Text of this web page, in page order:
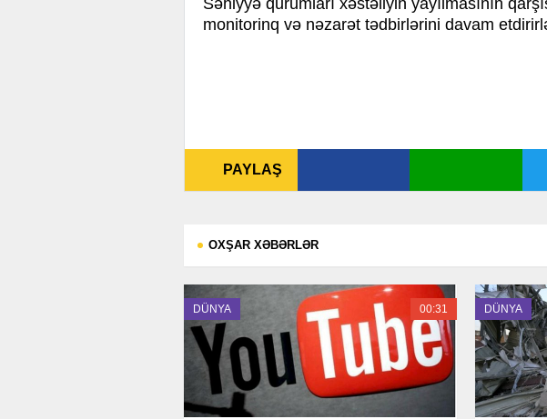
Səhiyyə qurumları xəstəliyin yayılmasının
monitorinq və nəzarət tədbirlərini davam
PAYLAŞ
OXŞAR XƏBƏRLƏR
DÜNYA 00:31 DÜNYA